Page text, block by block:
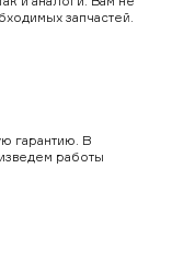
запчастей.
гарантию. В
работы